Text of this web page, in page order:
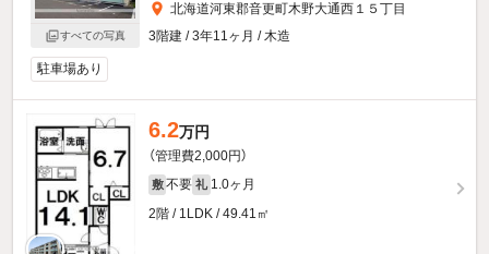
すべての写真
北海道河東郡音更町木野大通西１５丁目
3階建 / 3年11ヶ月 / 木造
駐車場あり
6.2万円
（管理費2,000円）
敷 不要 礼 1.0ヶ月
2階 / 1LDK / 49.41㎡